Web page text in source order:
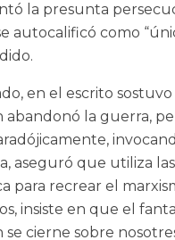
la presunta
autocalificó como
en el escrito
abandonó la guerra,
aseguró que utiliza
para recrear el
insiste en que el
se cierne sobre